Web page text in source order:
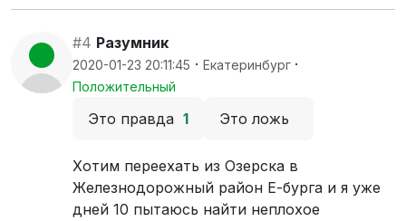
#4 Разумник
2020-01-23 20:11:45 · Екатеринбург ·
Положительный
Это правда 1 Это ложь
Хотим переехать из Озерска в
Железнодорожный район Е-бурга и я уже
дней 10 пытаюсь найти неплохое